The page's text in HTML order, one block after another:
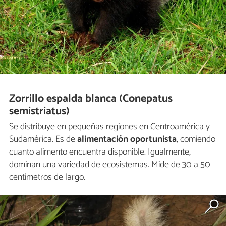
Zorrillo espalda blanca (Conepatus
semistriatus)
Se distribuye en pequeñas regiones en Centroamérica y
Sudamérica. Es dealimentación oportunista, comiendo
cuanto alimento encuentra disponible. Igualmente,
dominan una variedad de ecosistemas. Mide de 30 a 50
centímetros de largo.